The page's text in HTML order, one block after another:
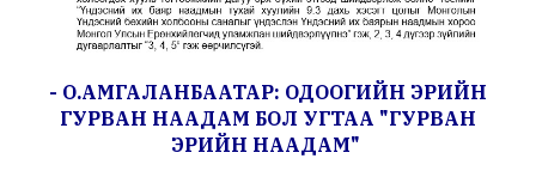
- О.АМГАЛАНБААТАР: ОДООГИЙН ЭРИЙН
ГУРВАН НААДАМ БОЛ УГТАА "ГУРВАН
ЭРИЙН НААДАМ"